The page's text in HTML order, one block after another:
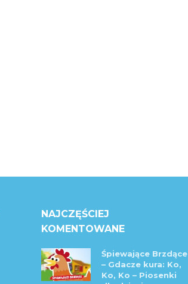
NAJCZĘŚCIEJ
KOMENTOWANE
Śpiewające Brzdące
– Gdacze kura: Ko,
Ko, Ko – Piosenki